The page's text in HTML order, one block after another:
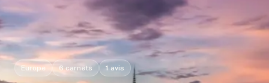
Europe 6carnets 1 avis